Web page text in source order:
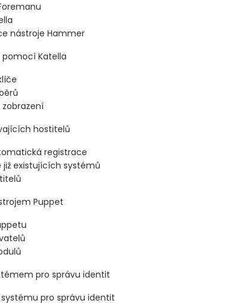
nástroje Hammer
pomocí Katella
hostitelů
registrace
již existujících systémů
Puppet
pro správu identit
pro správu identit